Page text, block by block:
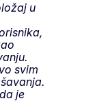
u
svim
je